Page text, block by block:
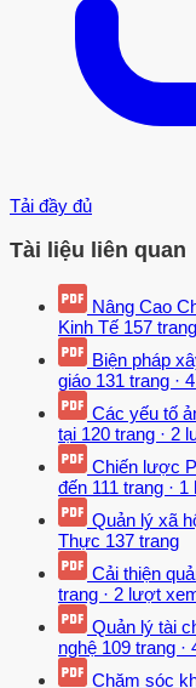
Tải đầy đủ
Tài liệu liên quan
Nâng Cao
Kinh Tế 157 trang
Biện pháp
giáo 131 trang ·
Các yếu tố
tại 120 trang · 2
Chiến lược
đến 111 trang · 1
Quản lý xã
Thực 137 trang
Cải thiện
trang · 2 lượt
Quản lý tài
nghệ 109 trang ·
Chăm sóc